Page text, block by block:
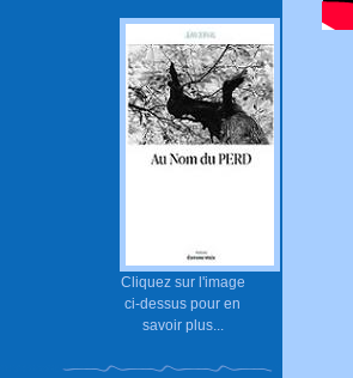
Cliquez sur l'image
ci-dessus pour en
savoir plus...